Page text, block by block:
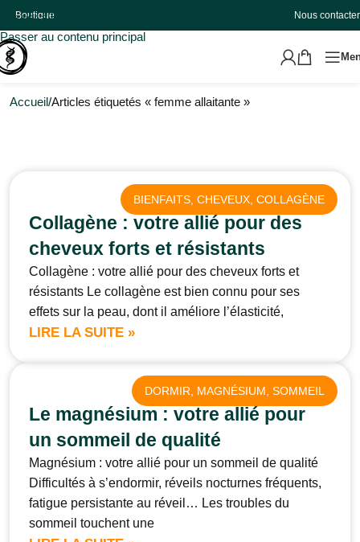
Passer à la navigation
Passer au contenu principal
Boutique Nous contacter
Accueil Articles étiquetés « femme allaitante »
BIENFAITS, CHEVEUX, COLLAGÈNE
Collagène : votre allié pour des
cheveux forts et résistants
Collagène : votre allié pour des cheveux forts et
résistants Le collagène est bien connu pour ses
effets sur la peau, dont il améliore l’élasticité,
LIRE LA SUITE »
DORMIR MAGNÉSIUM SOMMEIL
Le magnésium : votre allié pour
un sommeil de qualité
Magnésium : votre allié pour un sommeil de qualité
Difficultés à s’endormir, réveils nocturnes fréquents,
fatigue persistante au réveil… Les troubles du
sommeil touchent une